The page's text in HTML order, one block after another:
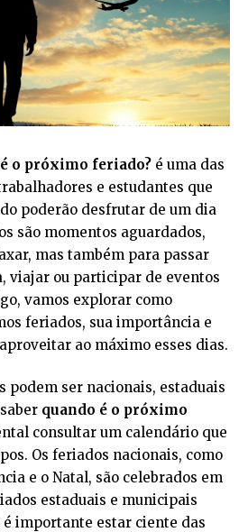
o próximo feriado? é uma das
e estudantes que
poderão desfrutar de um dia
são momentos aguardados,
mas também para passar
viajar ou participar de eventos
vamos explorar como
feriados, sua importância e
ao máximo esses dias.
podem ser nacionais, estaduais
quando é o próximo
consultar um calendário que
Os feriados nacionais, como
e o Natal, são celebrados em
estaduais e municipais
importante estar ciente das